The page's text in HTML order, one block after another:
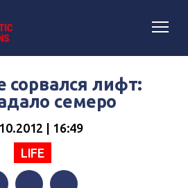
сорвался лифт:
семеро
| 16:49
LIFE